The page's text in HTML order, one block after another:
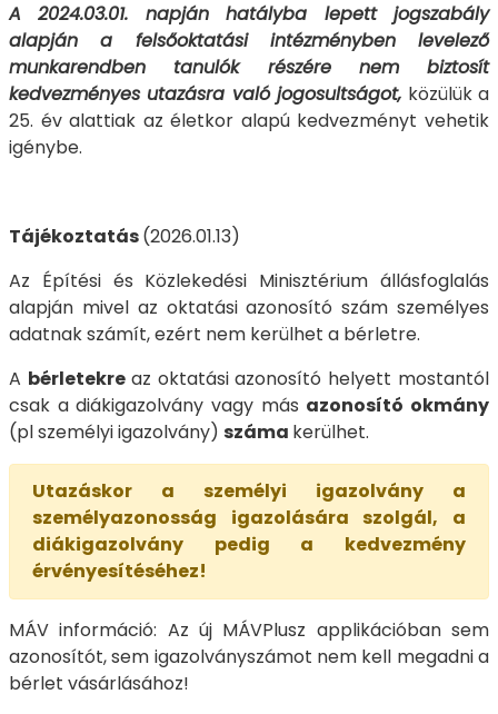
A 2024.03.01. napján hatályba lepett jogszabály
alapján a felsőoktatási intézményben levelező
munkarendben tanulók részére nem biztosít
kedvezményes utazásra való jogosultságot, közülük a
25. év alattiak az életkor alapú kedvezményt vehetik
igénybe.
Tájékoztatás(2026.01.13)
Az Építési és Közlekedési Minisztérium állásfoglalás
alapján mivel az oktatási azonosító szám személyes
adatnak számít, ezért nem kerülhet a bérletre.
A bérletekre az oktatási azonosító helyett mostantól
csak a diákigazolvány vagy más azonosító okmány
(pl személyi igazolvány) száma kerülhet.
Utazáskor a személyi igazolvány a
személyazonosság igazolására szolgál, a
diákigazolvány pedig a kedvezmény
érvényesítéséhez!
MÁV információ: Az új MÁVPlusz applikációban sem
azonosítót, sem igazolványszámot nem kell megadni a
bérlet vásárlásához!